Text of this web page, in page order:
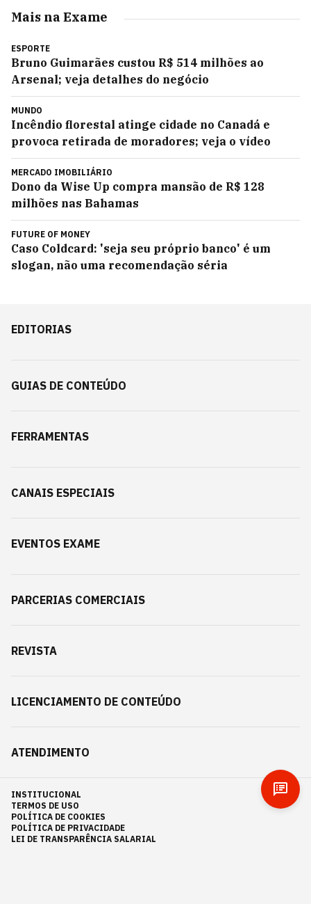
Mais na Exame
ESPORTE
Bruno Guimarães custou R$ 514 milhões ao
Arsenal; veja detalhes do negócio
MUNDO
Incêndio florestal atinge cidade no Canadá e
provoca retirada de moradores; veja o vídeo
MERCADO IMOBILIÁRIO
Dono da Wise Up compra mansão de R$ 128
milhões nas Bahamas
FUTURE OF MONEY
Caso Coldcard: 'seja seu próprio banco' é um
slogan, não uma recomendação séria
EDITORIAS
GUIAS DE CONTEÚDO
FERRAMENTAS
CANAIS ESPECIAIS
EVENTOS EXAME
PARCERIAS COMERCIAIS
REVISTA
LICENCIAMENTO DE CONTEÚDO
ATENDIMENTO
INSTITUCIONAL
TERMOS DE USO
POLÍTICA DE COOKIES
POLÍTICA DE PRIVACIDADE
LEI DE TRANSPARÊNCIA SALARIAL